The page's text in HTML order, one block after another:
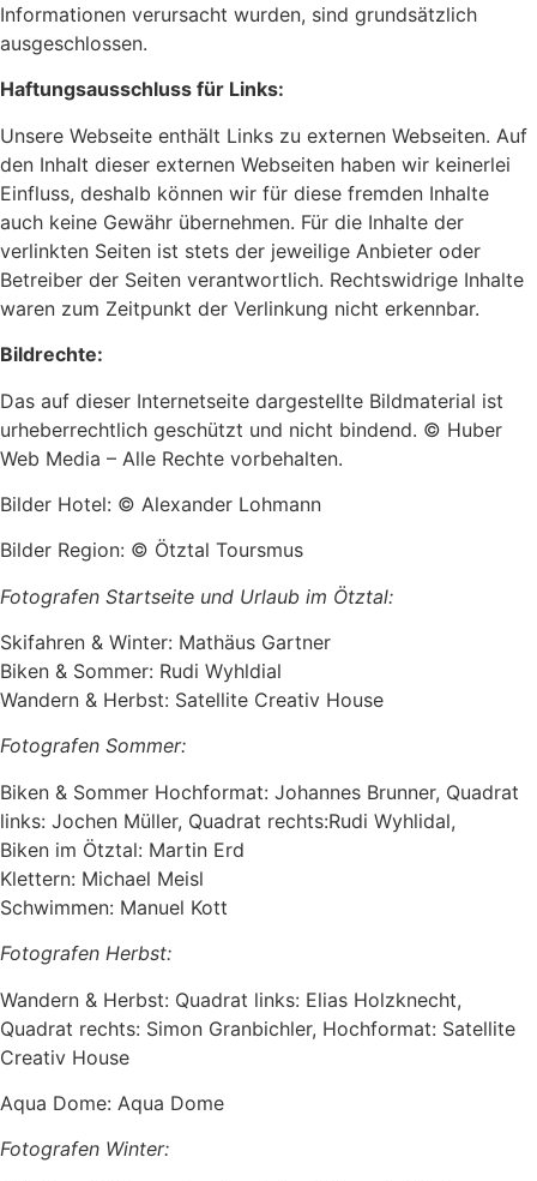
Informationen verursacht wurden, sind grundsätzlich
ausgeschlossen.
Haftungsausschluss für Links:
Unsere Webseite enthält Links zu externen Webseiten. Auf
den Inhalt dieser externen Webseiten haben wir keinerlei
Einfluss, deshalb können wir für diese fremden Inhalte
auch keine Gewähr übernehmen. Für die Inhalte der
verlinkten Seiten ist stets der jeweilige Anbieter oder
Betreiber der Seiten verantwortlich. Rechtswidrige Inhalte
waren zum Zeitpunkt der Verlinkung nicht erkennbar.
Bildrechte:
Das auf dieser Internetseite dargestellte Bildmaterial ist
urheberrechtlich geschützt und nicht bindend. © Huber
Web Media – Alle Rechte vorbehalten.
Bilder Hotel: © Alexander Lohmann
Bilder Region: © Ötztal Toursmus
Fotografen Startseite und Urlaub im Ötztal:
Skifahren & Winter: Mathäus Gartner
Biken & Sommer: Rudi Wyhldial
Wandern & Herbst: Satellite Creativ House
Fotografen Sommer:
Biken & Sommer Hochformat: Johannes Brunner, Quadrat
links: Jochen Müller, Quadrat rechts:Rudi Wyhlidal,
Biken im Ötztal: Martin Erd
Klettern: Michael Meisl
Schwimmen: Manuel Kott
Fotografen Herbst:
Wandern & Herbst: Quadrat links: Elias Holzknecht,
Quadrat rechts: Simon Granbichler, Hochformat: Satellite
Creativ House
Aqua Dome: Aqua Dome
Fotografen Winter: